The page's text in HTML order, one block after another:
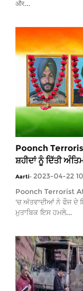
और...
Poonch
ਸ਼ਹੀਦਾਂ ਨੂੰ ਦਿੱਤੀ
Aarti- 2023-04-22
Poonch Terrorist
'ਚ ਅੱਤਵਾਦੀਆਂ ਨੇ ਫੌਜ ਦੇ
ਮੁਤਾਬਿਕ ਇਸ ਹਮਲੇ...